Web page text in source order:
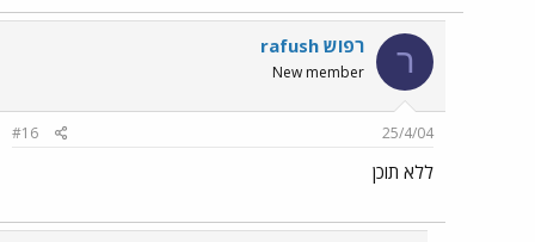
ר רפוש rafush
New member
25/4/04
#16
ללא תוכן